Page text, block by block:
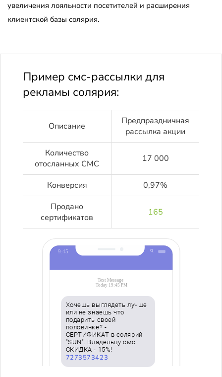
увеличения лояльности посетителей и расширения
клиентской базы солярия.
Пример смс-рассылки для
рекламы солярия:
Описание
Предпраздничная
рассылка акции
Количество
отосланных СМС
17 000
Конверсия
0,97%
Продано
сертификатов
165
Хочешь выглядеть лучше
или не знаешь что
подарить своей
половинке? -
СЕРТИФИКАТ в солярий
"SUN". Владельцу смс
СКИДКА - 15%!
7273573423